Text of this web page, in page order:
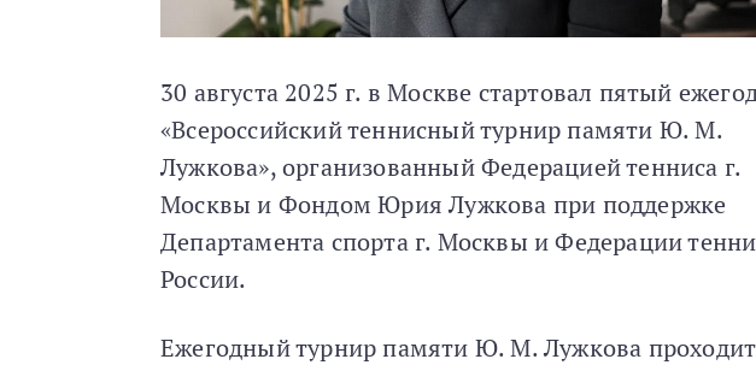
30 августа 2025 г. в Москве стартовал пятый
«Всероссийский теннисный турнир памяти Ю. М.
Лужкова», организованный Федерацией тенниса г.
Москвы и Фондом Юрия Лужкова при поддержке
Департамента спорта г. Москвы и Федерации
России.
Ежегодный турнир памяти Ю. М. Лужкова